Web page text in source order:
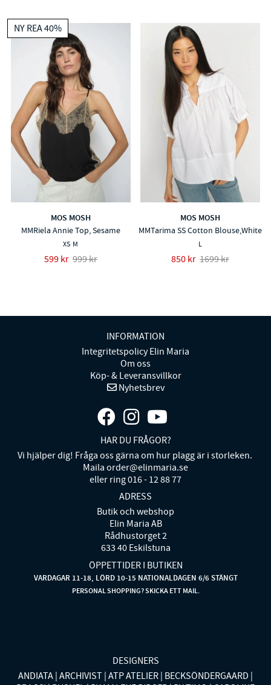
NY REA 40%
MOS MOSH
MMRiela Annie Top, Sesame
XS M
599 kr 999 kr
MOS MOSH
MMTarima SS Cotton Blouse,White
L
850 kr 1699 kr
INFORMATION
Integritetspolicy Elin Maria
Om oss
Köp- & Leveransvillkor
Nyhetsbrev
HAR DU FRÅGOR?
Vi hjälper dig! Fråga oss gärna om hur plagg är i storleken.
Maila order@elinmaria.se
eller ring 016 - 12 88 77
ADRESS
Butik och webshop
Elin Maria AB
Rådhustorget 2
633 40 Eskilstuna
ÖPPETTIDER I BUTIKEN
VARDAGAR 11-18, LÖRD 10-15 NATIONALDAGEN 6/6 STÄNGT
PERSONAL SHOPPING? SKICKA ETT MAIL.
DESIGNERS
ANDIATA ARCHIVIST ATP ATELIER BECKSÖNDERGAARD